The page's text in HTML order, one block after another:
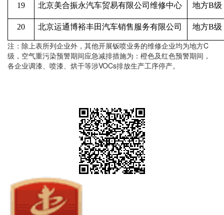
19 北京美合振永汽车贸易有限公司维修中心 地方B级
20 北京运通博裕丰田汽车销售服务有限公司 地方B级
注：除上表所列企业外，其他开展钣喷业务的维修企业均为地方C
级，空气重污染预警期间应急减排措施为：橙色及红色预警期间，
各企业调漆、喷漆、烘干等涉VOCs排放生产工序停产。